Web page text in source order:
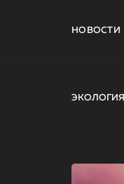
НОВОСТИ
ЭКОЛОГИЯ